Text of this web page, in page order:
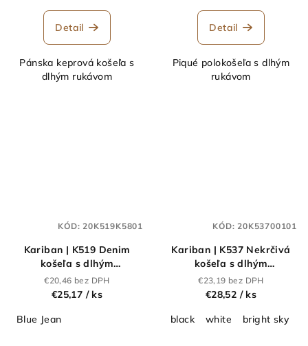
Detail
Pánska keprová košeľa s
dlhým rukávom
Detail
Piqué polokošeľa s dlhým
rukávom
Kariban | K519 Denim
košeľa s dlhým
rukávom_20.K519
€20,46 bez DPH
€25,17 / ks
Blue Jean
KÓD:20K519K5801
Kariban | K537 Nekrčivá
košeľa s dlhým
rukávom_20.K537
€23,19 bez DPH
€28,52 / ks
black
white bright sky
KÓD:20K53700101